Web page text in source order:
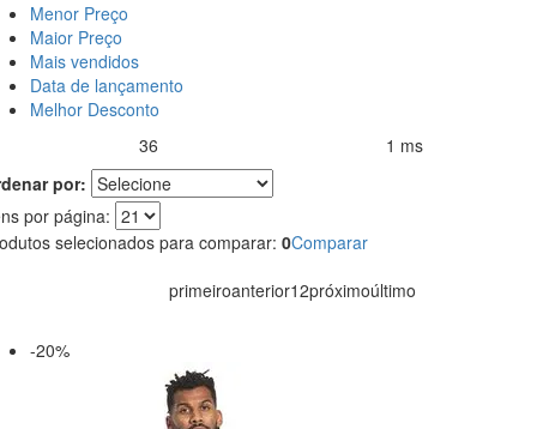
Menor Preço
Maior Preço
Mais vendidos
Data de lançamento
Melhor Desconto
36
1 ms
por:
por página:
selecionados para comparar: 0Comparar
primeiroanterior12próximoúltimo
-20%